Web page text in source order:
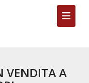
VENDITA A